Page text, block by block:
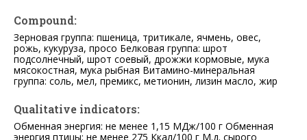
Compound:
Зерновая группа: пшеница, тритикале, ячмень, овес,
рожь, кукуруза, просо Белковая группа: шрот
подсолнечный, шрот соевый, дрожжи кормовые, мука
мясокостная, мука рыбная Витамино-минеральная
группа: соль, мел, премикс, метионин, лизин масло, жир
Qualitative indicators:
Обменная энергия: не менее 1,15 МДж/100 г Обменная
энергия птицы: не менее 275 Ккал/100 г М.д. сырого